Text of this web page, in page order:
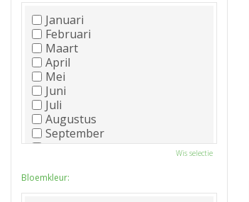
Januari
Februari
Maart
April
Mei
Juni
Juli
Augustus
September
Oktober
December
Wis selectie
Bloemkleur: